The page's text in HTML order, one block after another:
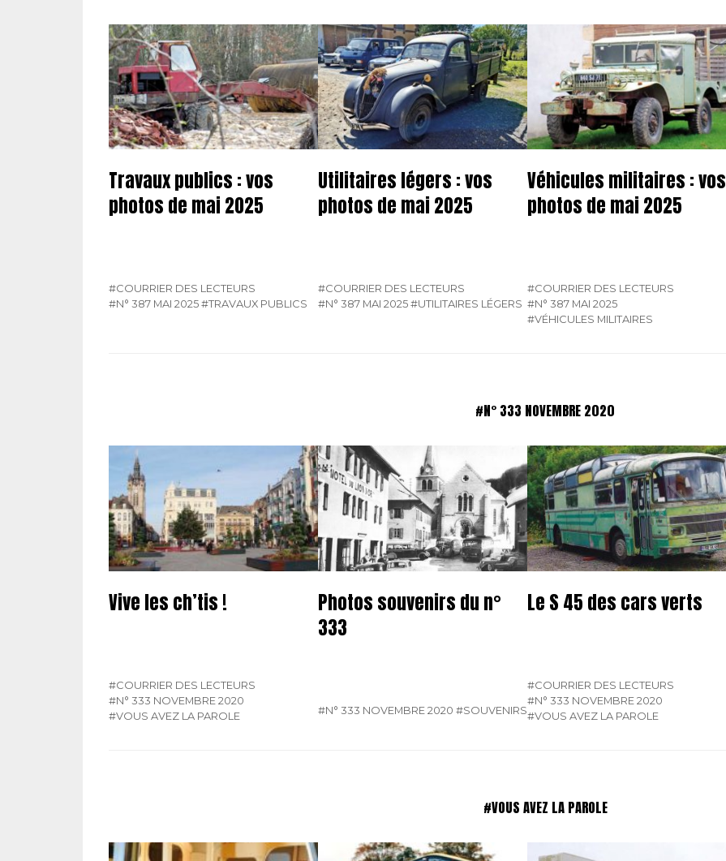
Travaux publics : vos
photos de mai 2025
#COURRIER DES LECTEURS
#N° 387 MAI 2025#TRAVAUX PUBLICS
Utilitaires légers : vos
photos de mai 2025
#COURRIER DES LECTEURS
#N° 387 MAI 2025 #UTILITAIRES LÉGERS
Véhicules militaires : vos
photos de mai 2025
#COURRIER DES LECTEURS
#N° 387 MAI 2025
#VÉHICULES MILITAIRES
#N° 333 NOVEMBRE 2020
Vive les ch’tis !
#COURRIER DES LECTEURS
#N° 333 NOVEMBRE 2020
#VOUS AVEZ LA PAROLE
Photos souvenirs du n°
333
#N° 333 NOVEMBRE 2020 #SOUVENIRS
Le S 45 des cars verts
#COURRIER DES LECTEURS
#N° 333 NOVEMBRE 2020
#VOUS AVEZ LA PAROLE
#VOUS AVEZ LA PAROLE